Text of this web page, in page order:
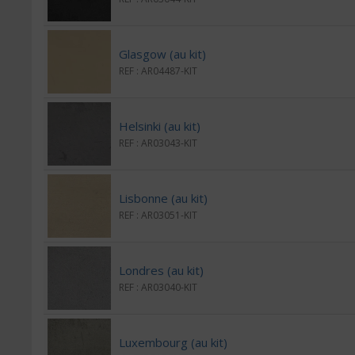
Glasgow (au kit)
REF : AR04487-KIT
Helsinki (au kit)
REF : AR03043-KIT
Lisbonne (au kit)
REF : AR03051-KIT
Londres (au kit)
REF : AR03040-KIT
Luxembourg (au kit)